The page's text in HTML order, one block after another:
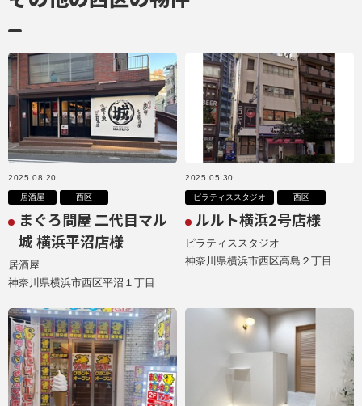
2025.08.20
居酒屋 西区
まぐろ問屋 二代目マル
城 横浜平沼店様
居酒屋
神奈川県横浜市西区平沼１丁目
2025.05.30
ピラティススタジオ 西区
ルルト横浜2号店様
ピラティススタジオ
神奈川県横浜市西区高島２丁目